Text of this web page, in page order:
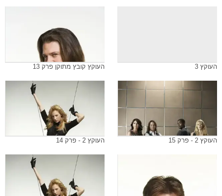
העוקץ 3 העוקץ קובץ מתוקן פרק 13
העוקץ 2 - פרק 15 העוקץ 2 - פרק 14